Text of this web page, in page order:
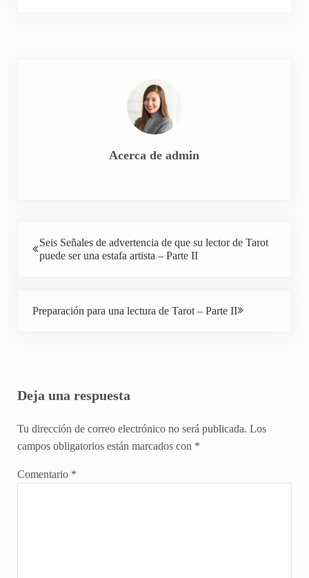
Acerca deadmin
Seis Señales de advertencia de que su lector de Tarot
puede ser una estafa artista – Parte II
Preparación para una lectura de Tarot – Parte II
Deja una respuesta
Tu dirección de correo electrónico no será publicada. Los
campos obligatorios están marcados con *
Comentario *